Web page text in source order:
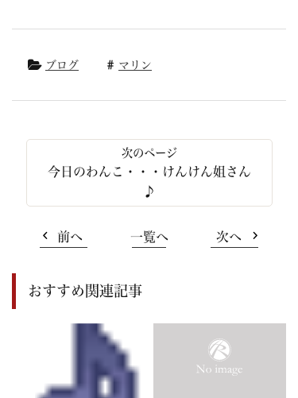
ブログ マリン
今日のわんこ・・・けんけん姐さん
♪
前へ 一覧へ 次へ
おすすめ関連記事